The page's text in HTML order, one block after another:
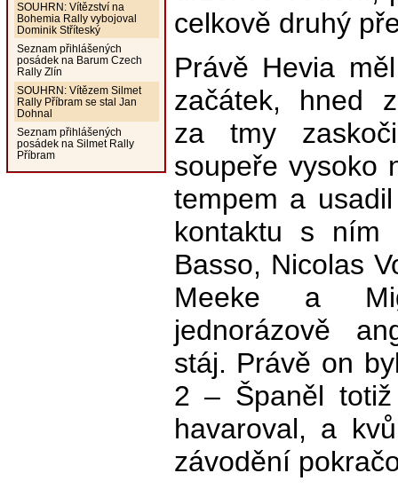
SOUHRN: Vítězství na
Bohemia Rally vybojoval
Dominik Stříteský
Seznam přihlášených
posádek na Barum Czech
Rally Zlín
SOUHRN: Vítězem Silmet
Rally Příbram se stal Jan
Dohnal
Seznam přihlášených
posádek na Silmet Rally
Příbram
celkově druhý
Právě Hevia
začátek, hned
za tmy
soupeře vysoko
tempem a
kontaktu s ním
Basso, Nicolas
Meeke a
jednorázově
stáj. Právě on
2 – Španěl
havaroval, a
závodění